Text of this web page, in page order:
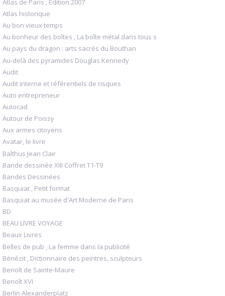
Atlas de Paris , Edition 2007
Atlas historique
Au bon vieux temps
Au bonheur des boîtes , La boîte métal dans tous s
Au pays du dragon : arts sacrés du Bouthan
Au-delà des pyramides Douglas Kennedy
Audit
Audit interne et référentiels de risques
Auto entrepreneur
Autocad
Autour de Poissy
Aux armes citoyens
Avatar, le livre
Balthus Jean Clair
Bande dessinée XIII Coffret T1-T9
Bandes Dessinées
Basquiat , Petit format
Basquiat au musée d'Art Moderne de Paris
BD
BEAU LIVRE VOYAGE
Beaux Livres
Belles de pub , La femme dans la publicité
Bénézit , Dictionnaire des peintres, sculpteurs
Benoît de Sainte-Maure
Benoît XVI
Berlin Alexanderplatz